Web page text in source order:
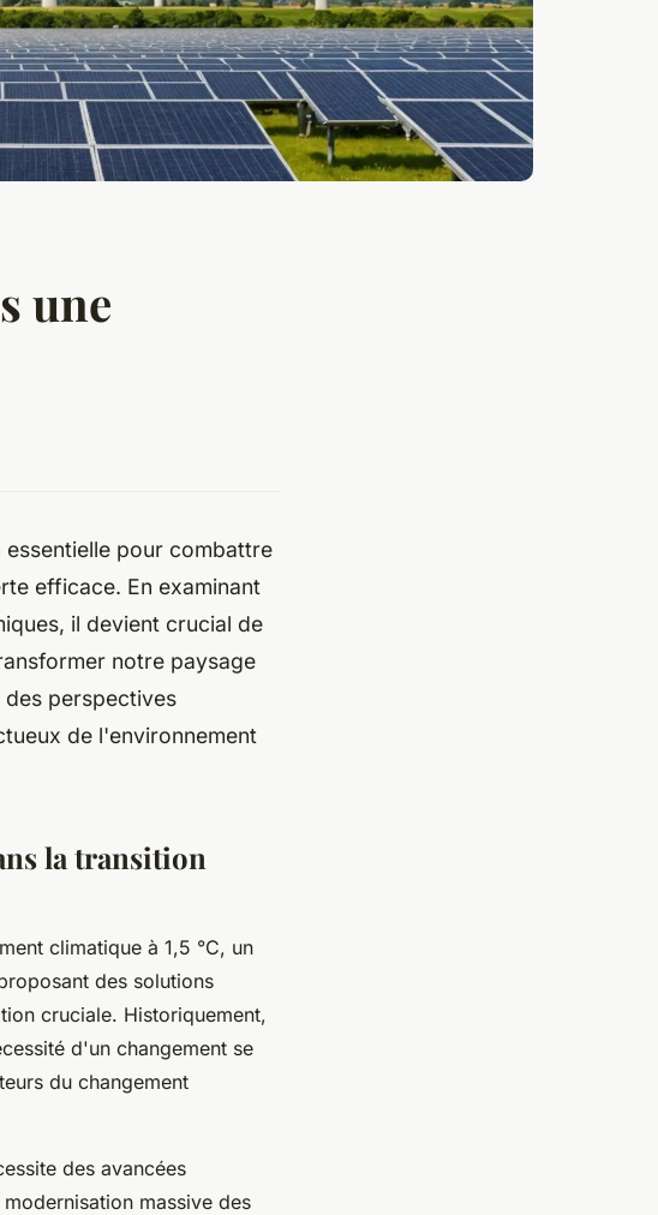
une
essentielle pour combattre
efficace. En examinant
il devient crucial de
notre paysage
perspectives
de l'environnement
la transition
climatique à 1,5 °C, un
des solutions
cruciale. Historiquement,
d'un changement se
du changement
des avancées
massive des